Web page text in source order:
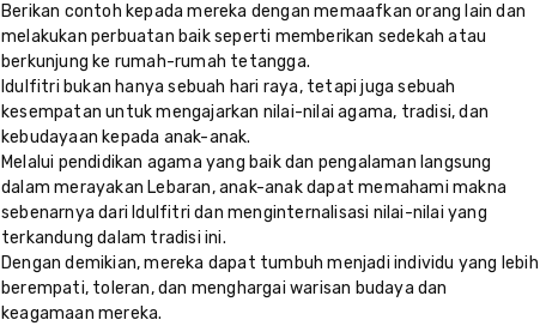
Berikan contoh kepada mereka dengan memaafkan orang lain dan
melakukan perbuatan baik seperti memberikan sedekah atau
berkunjung ke rumah-rumah tetangga.
Idulfitri bukan hanya sebuah hari raya, tetapi juga sebuah
kesempatan untuk mengajarkan nilai-nilai agama, tradisi, dan
kebudayaan kepada anak-anak.
Melalui pendidikan agama yang baik dan pengalaman langsung
dalam merayakan Lebaran, anak-anak dapat memahami makna
sebenarnya dari Idulfitri dan menginternalisasi nilai-nilai yang
terkandung dalam tradisi ini.
Dengan demikian, mereka dapat tumbuh menjadi individu yang lebih
berempati, toleran, dan menghargai warisan budaya dan
keagamaan mereka.